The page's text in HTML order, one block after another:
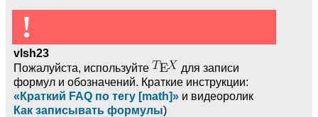
!
vlsh23
Пожалуйста, используйте
для записи
формул и обозначений. Краткие инструкции:
«Краткий FAQ по тегу [math]» и видеоролик
Как записывать формулы)